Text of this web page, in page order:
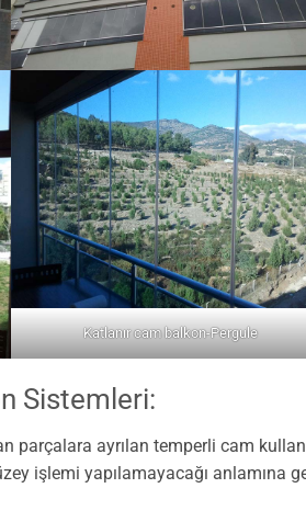
Katlanır cam balkon-Pergule
Sistemleri:
parçalara ayrılan temperli cam
işlemi yapılamayacağı anlamına